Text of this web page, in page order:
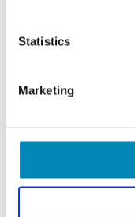
Statistics
Marketing
Garderobeskab
todelt låge